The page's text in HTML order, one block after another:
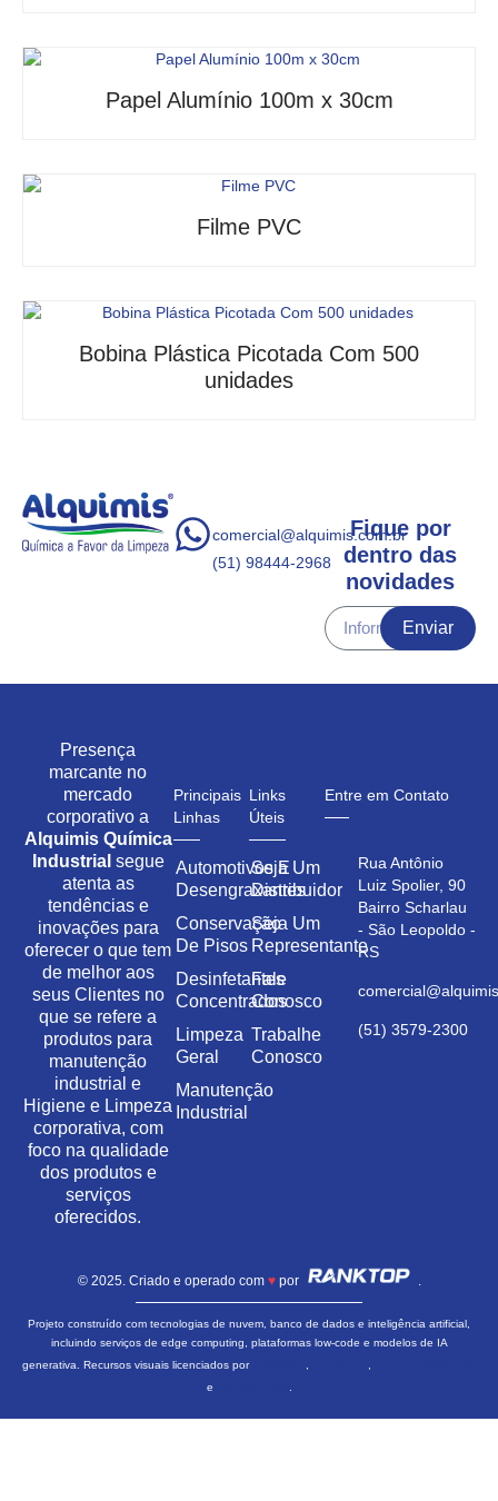
Papel Alumínio 100m x 30cm
Filme PVC
Bobina Plástica Picotada Com 500
unidades
comercial@alquimis.com.br
(51) 98444-2968
Fique por
dentro das
novidades
Enviar
Presença
marcante no
mercado
corporativo a
Alquimis Química
Industrial segue
atenta as
tendências e
inovações para
oferecer o que tem
de melhor aos
seus Clientes no
que se refere a
produtos para
manutenção
industrial e
Higiene e Limpeza
corporativa, com
foco na qualidade
dos produtos e
serviços
oferecidos.
Principais
Linhas
Automotivos E
Desengraxantes
Conservação
De Pisos
Desinfetantes
Concentrados
Limpeza
Geral
Manutenção
Industrial
Links
Úteis
Seja Um
Distribuidor
Seja Um
Representante
Fale
Conosco
Trabalhe
Conosco
Entre em Contato
Rua Antônio
Luiz Spolier, 90
Bairro Scharlau
- São Leopoldo -
RS
(51) 3579-2300
© 2025. Criado e operado com ♥por .
Projeto construído com tecnologias de nuvem, banco de dados e inteligência artificial,
incluindo serviços de edge computing, plataformas low-code e modelos de IA
generativa. Recursos visuais licenciados por
, ,
e .